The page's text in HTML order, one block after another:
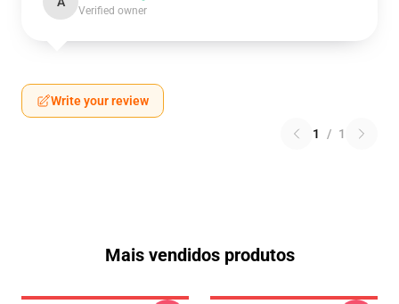
Verified owner
Write your review
1 / 1
Mais vendidos produtos